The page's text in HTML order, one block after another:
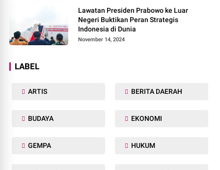
Lawatan Presiden Prabowo ke Luar
Negeri Buktikan Peran Strategis
Indonesia di Dunia
November 14, 2024
LABEL
ARTIS BERITA DAERAH
BUDAYA EKONOMI
GEMPA HUKUM